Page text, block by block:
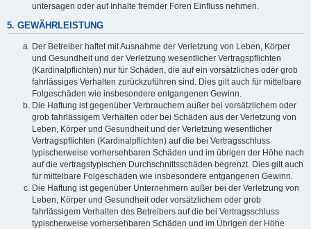
untersagen oder auf Inhalte fremder Foren Einfluss nehmen.
5. GEWÄHRLEISTUNG
Der Betreiber haftet mit Ausnahme der Verletzung von Leben, Körper
und Gesundheit und der Verletzung wesentlicher Vertragspflichten
(Kardinalpflichten) nur für Schäden, die auf ein vorsätzliches oder grob
fahrlässiges Verhalten zurückzuführen sind. Dies gilt auch für mittelbare
Folgeschäden wie insbesondere entgangenen Gewinn.
Die Haftung ist gegenüber Verbrauchern außer bei vorsätzlichem oder
grob fahrlässigem Verhalten oder bei Schäden aus der Verletzung von
Leben, Körper und Gesundheit und der Verletzung wesentlicher
Vertragspflichten (Kardinalpflichten) auf die bei Vertragsschluss
typischerweise vorhersehbaren Schäden und im übrigen der Höhe nach
auf die vertragstypischen Durchschnittsschäden begrenzt. Dies gilt auch
für mittelbare Folgeschäden wie insbesondere entgangenen Gewinn.
Die Haftung ist gegenüber Unternehmern außer bei der Verletzung von
Leben, Körper und Gesundheit oder vorsätzlichem oder grob
fahrlässigem Verhalten des Betreibers auf die bei Vertragsschluss
typischerweise vorhersehbaren Schäden und im Übrigen der Höhe